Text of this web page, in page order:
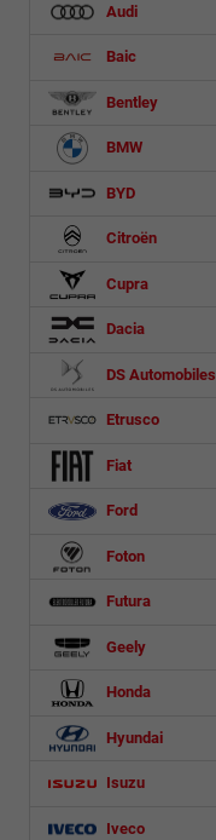
Audi
Baic
Bentley
BMW
BYD
Citroën
Cupra
Dacia
DS Automobiles
Etrusco
Fiat
Ford
Foton
Futura
Geely
Honda
Hyundai
Isuzu
Iveco